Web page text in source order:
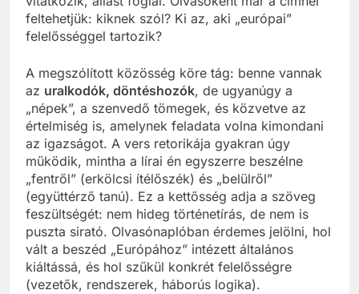
feltehetjük: kiknek szól? Ki az, aki „európai”
felelősséggel tartozik?
A megszólított közösség köre tág: benne vannak
az uralkodók, döntéshozók, de ugyanúgy a
„népek”, a szenvedő tömegek, és közvetve az
értelmiség is, amelynek feladata volna kimondani
az igazságot. A vers retorikája gyakran úgy
működik, mintha a lírai én egyszerre beszélne
„fentről” (erkölcsi ítélőszék) és „belülről”
(együttérző tanú). Ez a kettősség adja a szöveg
feszültségét: nem hideg történetírás, de nem is
puszta sirató. Olvasónaplóban érdemes jelölni, hol
vált a beszéd „Európához” intézett általános
kiáltássá, és hol szűkül konkrét felelősségre
(vezetők, rendszerek, háborús logika).